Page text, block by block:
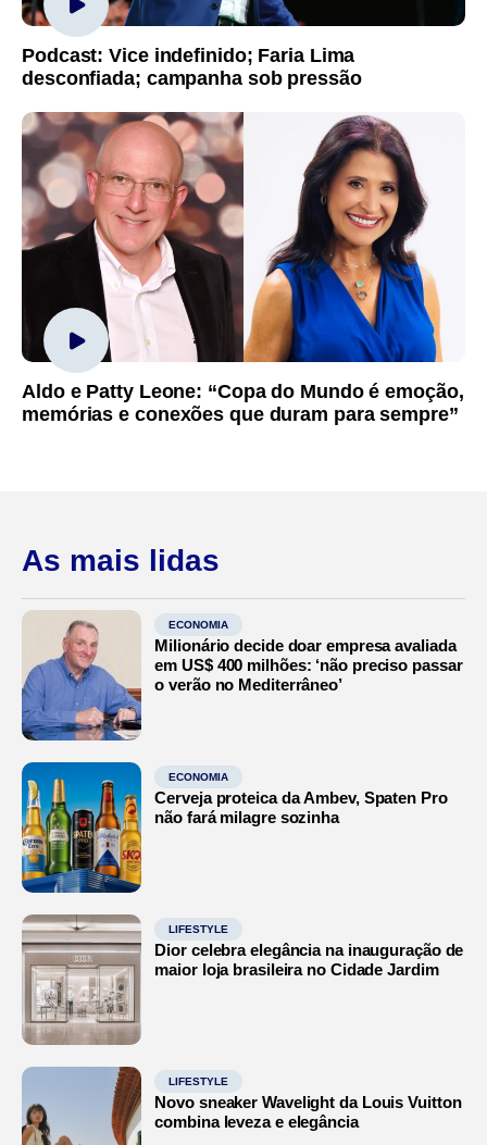
Podcast: Vice indefinido; Faria Lima
desconfiada; campanha sob pressão
Aldo e Patty Leone: “Copa do Mundo é emoção,
memórias e conexões que duram para sempre”
As mais lidas
ECONOMIA
Milionário decide doar empresa avaliada
em US$ 400 milhões: ‘não preciso passar
o verão no Mediterrâneo’
ECONOMIA
Cerveja proteica da Ambev, Spaten Pro
não fará milagre sozinha
LIFESTYLE
Dior celebra elegância na inauguração de
maior loja brasileira no Cidade Jardim
LIFESTYLE
Novo sneaker Wavelight da Louis Vuitton
combina leveza e elegância